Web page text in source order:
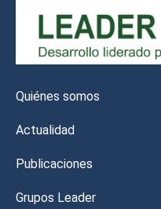
Quiénes somos
Actualidad
Publicaciones
Grupos Leader